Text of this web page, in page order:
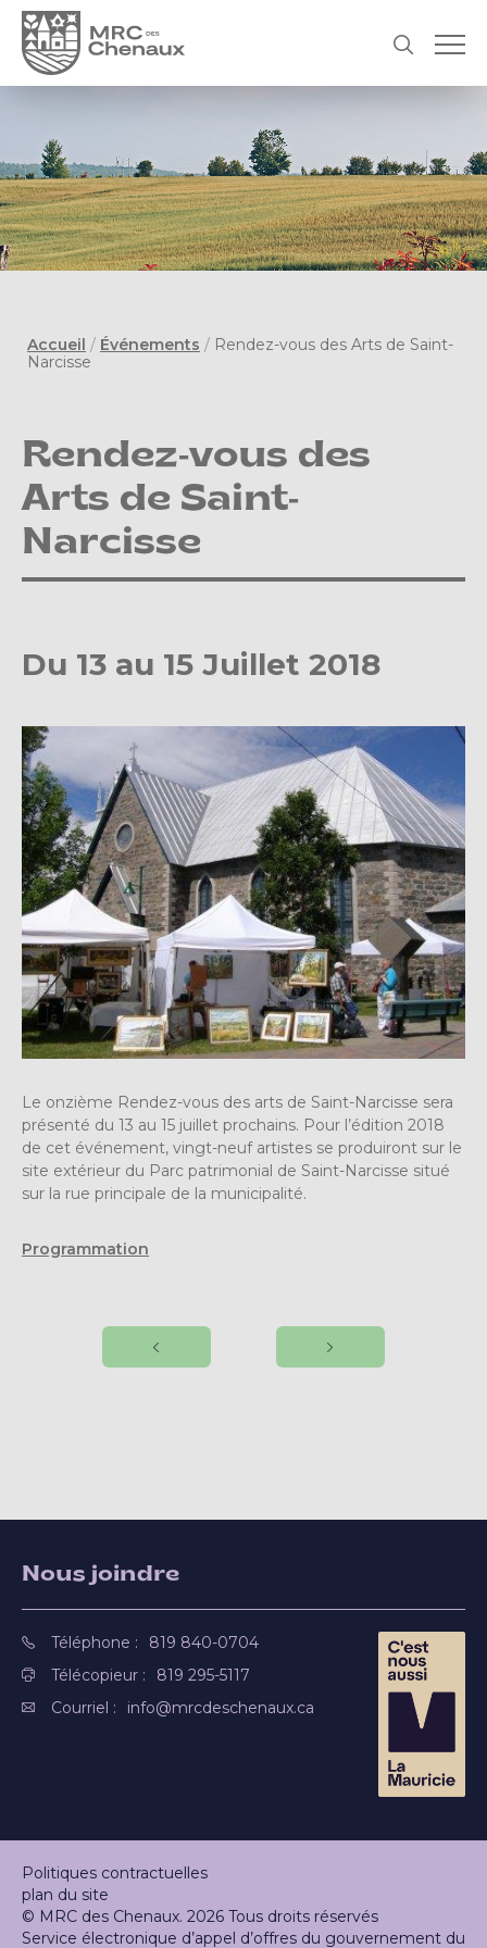
Accueil / Événements / Rendez-vous des Arts de Saint-
Narcisse
Rendez-vous des
Arts de Saint-
Narcisse
Du 13 au 15 Juillet 2018
Le onzième Rendez-vous des arts de Saint-Narcisse sera
présenté du 13 au 15 juillet prochains. Pour l’édition 2018
de cet événement, vingt-neuf artistes se produiront sur le
site extérieur du Parc patrimonial de Saint-Narcisse situé
sur la rue principale de la municipalité.
Programmation
Nous joindre
Téléphone :
819 840-0704
Télécopieur :
819 295-5117
Courriel :
info@mrcdeschenaux.ca
Politiques contractuelles
plan du site
© MRC des Chenaux. 2026 Tous droits réservés
Service électronique d’appel d’offres du gouvernement du